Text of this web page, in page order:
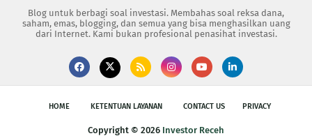
Blog untuk berbagi soal investasi. Membahas soal reksa dana,
saham, emas, blogging, dan semua yang bisa menghasilkan uang
dari Internet. Kami bukan profesional penasihat investasi.
HOME KETENTUAN LAYANAN CONTACT US PRIVACY
Copyright © 2026 Investor Receh